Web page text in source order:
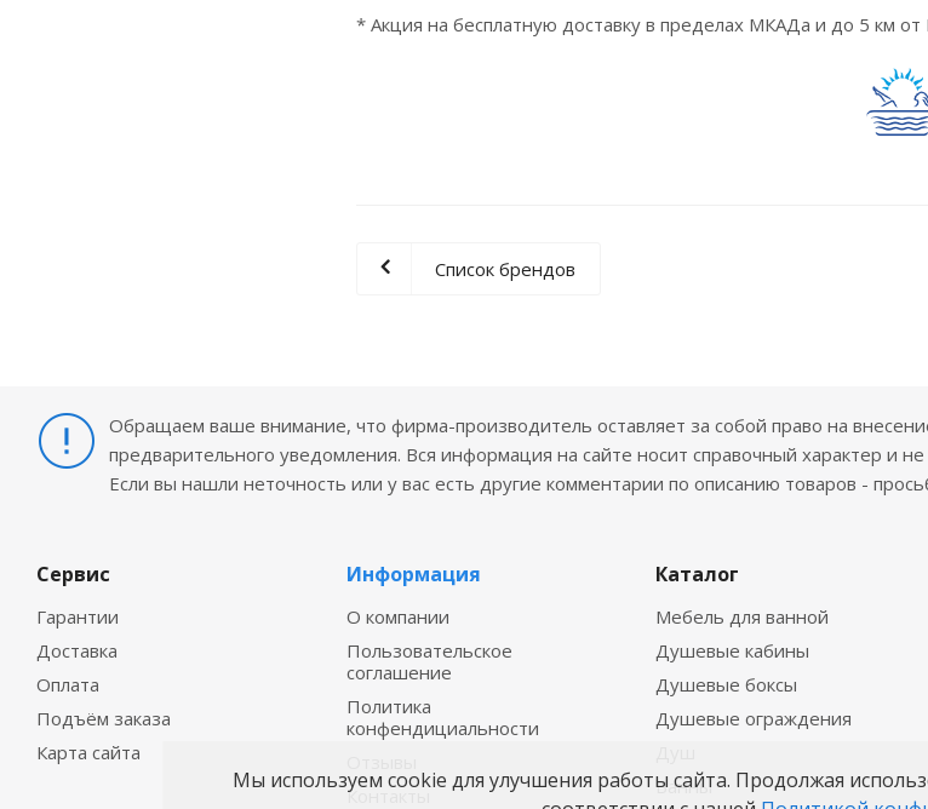
* Акция на бесплатную доставку в пределах МКАДа и до 5 км
Список брендов
Обращаем ваше внимание, что фирма-производитель оставляет за собой право на
предварительного уведомления. Вся информация на сайте носит справочный характер и
Если вы нашли неточность или у вас есть другие комментарии по описанию товаров -
Сервис
Гарантии
Доставка
Оплата
Подъём заказа
Карта сайта
Информация
О компании
Пользовательское
соглашение
Политика
конфендициальности
Контакты
Каталог
Мебель для ванной
Душевые кабины
Душевые боксы
Душевые ограждения
Ванны
Мы используем cookie для улучшения работы сайта. Продолжая